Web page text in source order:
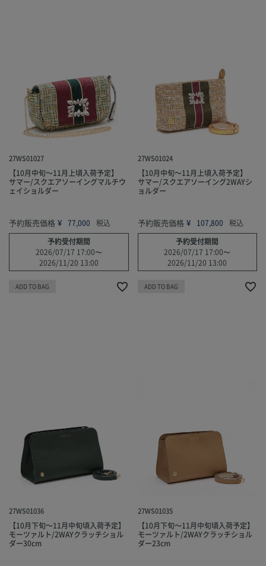
27WS01027
【10月中旬～11月上頃入荷予定】
サマー/スクエアソーイングマルチウ
ェイショルダー
予約販売価格 ¥ 77,000
税込
予約受付期間
2026/07/17 17:00〜
2026/11/20 13:00
ADD TO BAG
27WS01024
【10月中旬～11月上頃入荷予定】
サマー/スクエアソーイング2WAYシ
ョルダー
予約販売価格 ¥ 107,800
税込
予約受付期間
2026/07/17 17:00〜
2026/11/20 13:00
ADD TO BAG
27WS01036
【10月下旬～11月中旬頃入荷予定】
モーツァルト/2WAYクラッチショル
ダー30cm
27WS01035
【10月下旬～11月中旬頃入荷予定】
モーツァルト/2WAYクラッチショル
ダー23cm